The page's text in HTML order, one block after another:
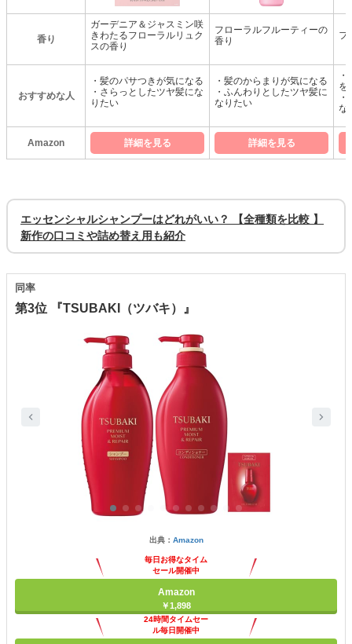
香り
ガーデニア＆ジャスミン咲
きわたるフローラルリュク
スの香り
フローラルフルーティーの
香り
フ
おすすめな人
・髪のパサつきが気になる
・さらっとしたツヤ髪にな
りたい
・髪のからまりが気になる
・ふんわりとしたツヤ髪に
なりたい
を
な
Amazon 詳細を見る 詳細を見る
エッセンシャルシャンプーはどれがいい？ 【全種類を比較 】
新作の口コミや詰め替え用も紹介
第3位 『TSUBAKI（ツバキ）』
同率
出典： Amazon
毎日お得なタイム
セール開催中
Amazon
￥1,898
24時間タイムセー
ル毎日開催中